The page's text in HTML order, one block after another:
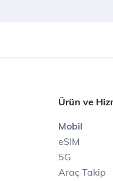
Ürün ve
Mobil
eSIM
5G
Araç Takip